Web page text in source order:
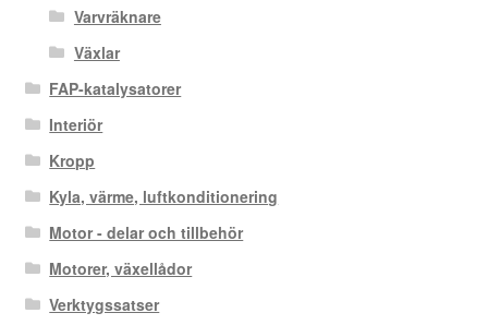
Varvräknare
Växlar
FAP-katalysatorer
Interiör
Kropp
Kyla, värme, luftkonditionering
Motor - delar och tillbehör
Motorer, växellådor
Verktygssatser